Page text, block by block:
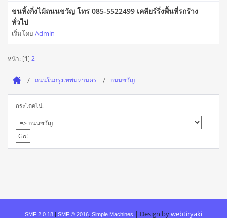
ขนทิ้งกิ่งไม้ถนนขวัญ โทร 085-5522499 เคลียร์ริ่งพื้นที่รกร้าง
ทั่วไป
เริ่มโดย Admin
หน้า: [1] 2
ถนนในกรุงเทพมหานคร ถนนขวัญ
กระโดดไป:
SMF 2.0.18 | SMF © 2016 Simple Machines | Design bywebtiryaki